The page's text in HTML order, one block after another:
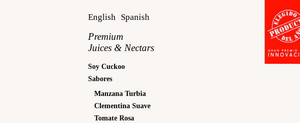
English Spanish
Premium
Juices & Nectars
Soy Cuckoo
Sabores
Manzana Turbia
Clementina Suave
Tomate Rosa